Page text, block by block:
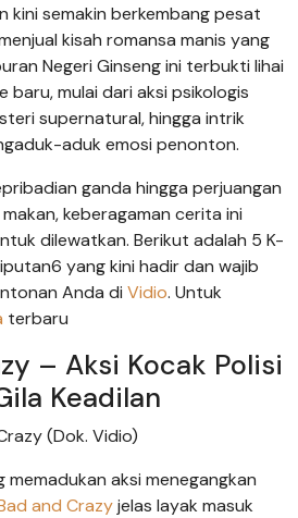
kini semakin berkembang pesat
kisah romansa manis yang
Negeri Ginseng ini terbukti lihai
baru, mulai dari aksi psikologis
supernatural, hingga intrik
aduk emosi penonton.
ganda hingga perjuangan
keberagaman cerita ini
dilewatkan. Berikut adalah 5 K-
yang kini hadir dan wajib
Anda di Vidio. Untuk
terbaru
– Aksi Kocak Polisi
Keadilan
(Dok. Vidio)
aksi menegangkan
and Crazyjelas layak masuk